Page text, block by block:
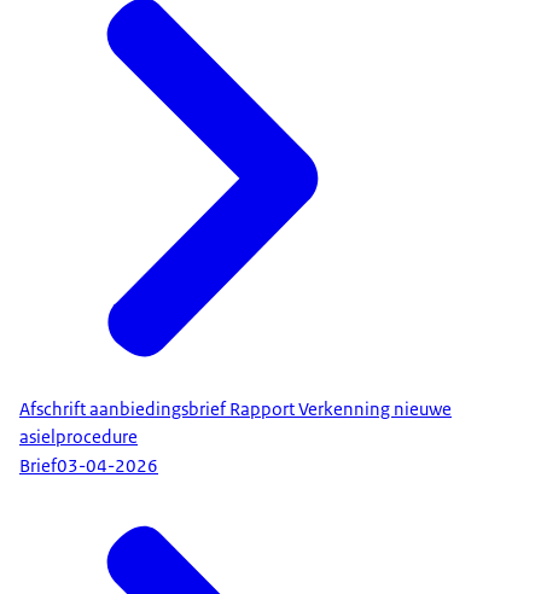
Afschrift aanbiedingsbrief Rapport Verkenning nieuwe
asielprocedure
Brief03-04-2026